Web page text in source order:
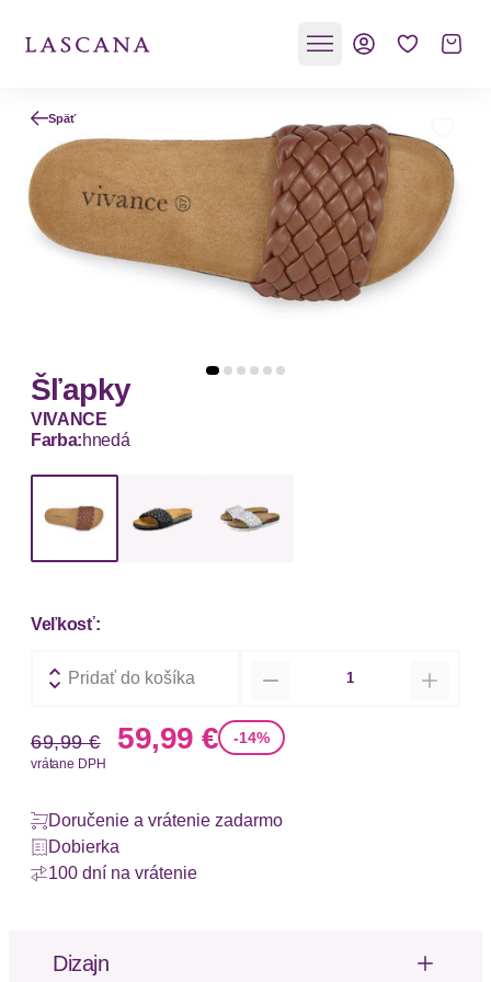
Späť
Šľapky
VIVANCE
Farba:hnedá
Veľkosť:
Pridať do košíka
Stará cena
69,99 € Nová cena
59,99 € -14%
vrátane DPH
Doručenie a vrátenie zadarmo
Dobierka
100 dní na vrátenie
Dizajn